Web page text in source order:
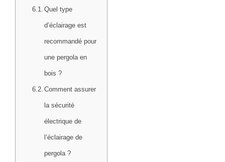
Quel type
d’éclairage est
recommandé pour
une pergola en
bois ?
Comment assurer
la sécurité
électrique de
l’éclairage de
pergola ?